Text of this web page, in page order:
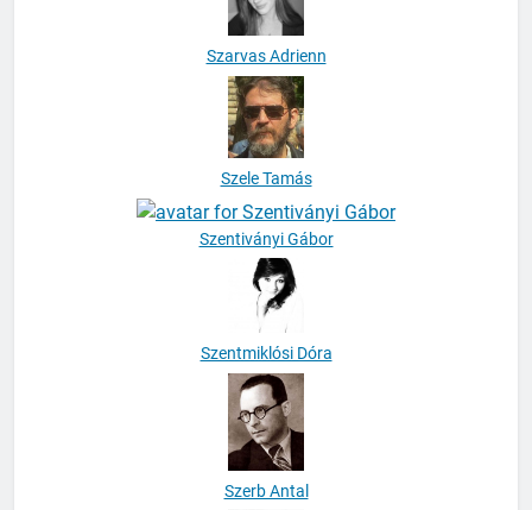
Szarvas Adrienn
Szele Tamás
Szentiványi Gábor
Szentmiklósi Dóra
Szerb Antal